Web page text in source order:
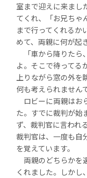
室まで迎えに来まし
てくれ、「お兄ちゃ
まで行ってくれるか
めて、両親に何が起
「車から降りた
よ。そこで待ってる
上りながら窓の外
何も考えられません
ロビーに両親はお
た。すでに裁判が始
ず、裁判官に言われ
裁判官は、一度も自
を覚えています。
両親のどちらかを
くれました。しかし